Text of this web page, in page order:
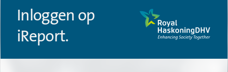
Inloggen op
iReport.